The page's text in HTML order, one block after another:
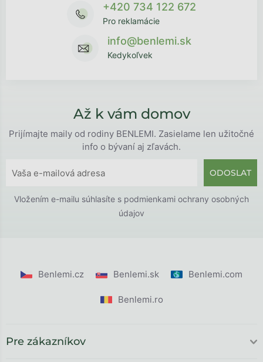
+420 734 122 672
Pro reklamácie
info@benlemi.sk
Kedykoľvek
Až k vám domov
Prijímajte maily od rodiny BENLEMI. Zasielame len užitočné
info o bývaní aj zľavách.
ODOSLAT
Vložením e-mailu súhlasíte s podmienkami ochrany osobných
údajov
Benlemi.cz Benlemi.sk Benlemi.com
Benlemi.ro
Pre zákazníkov